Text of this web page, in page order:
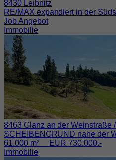
8430 Leibnitz
RE/MAX expandiert in der
Job Angebot
Immobilie
8463 Glanz an der Weinstraße
SCHEIBENGRUND nahe der
61.000 m² EUR 730.000.-
Immobilie